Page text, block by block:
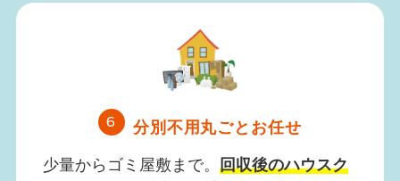
6 分別不用丸ごとお任せ
少量からゴミ屋敷まで。 回収後のハウスク